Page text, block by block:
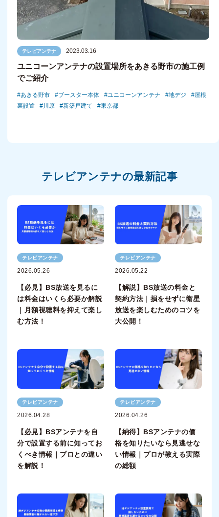
テレビアンテナ 2023.03.16
ユニコーンアンテナの設置場所をあきる野市の施工例
でご紹介
あきる野市 ブースター本体 ユニコーンアンテナ 地デジ
屋根
裏設置
川原 新築戸建て 東京都
テレビアンテナの最新記事
テレビアンテナ
2026.05.26
【必見】BS放送を見るに
は料金はいくら必要か解説
｜月額視聴料を抑えて楽し
む方法！
テレビアンテナ
2026.05.22
【解説】BS放送の料金と
契約方法｜損をせずに衛星
放送を楽しむためのコツを
大公開！
テレビアンテナ
2026.04.28
【必見】BSアンテナを自
分で設置する前に知ってお
くべき情報｜プロとの違い
を解説！
テレビアンテナ
2026.04.26
【納得】BSアンテナの価
格を知りたいなら見逃せな
い情報｜プロが教える実際
の総額